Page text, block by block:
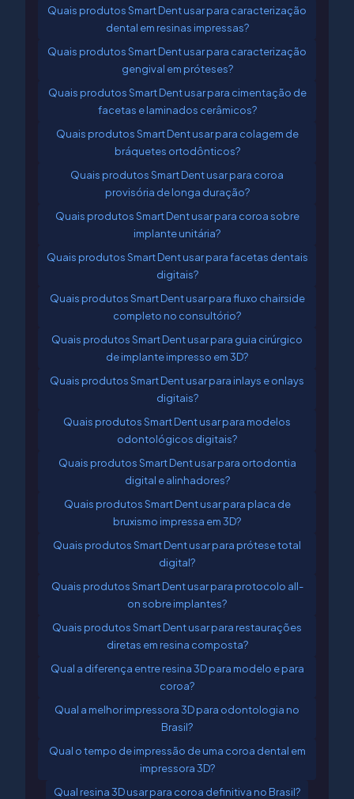
Quais produtos Smart Dent usar para caracterização
dental em resinas impressas?
Quais produtos Smart Dent usar para caracterização
gengival em próteses?
Quais produtos Smart Dent usar para cimentação de
facetas e laminados cerâmicos?
Quais produtos Smart Dent usar para colagem de
bráquetes ortodônticos?
Quais produtos Smart Dent usar para coroa
provisória de longa duração?
Quais produtos Smart Dent usar para coroa sobre
implante unitária?
Quais produtos Smart Dent usar para facetas dentais
digitais?
Quais produtos Smart Dent usar para fluxo chairside
completo no consultório?
Quais produtos Smart Dent usar para guia cirúrgico
de implante impresso em 3D?
Quais produtos Smart Dent usar para inlays e onlays
digitais?
Quais produtos Smart Dent usar para modelos
odontológicos digitais?
Quais produtos Smart Dent usar para ortodontia
digital e alinhadores?
Quais produtos Smart Dent usar para placa de
bruxismo impressa em 3D?
Quais produtos Smart Dent usar para prótese total
digital?
Quais produtos Smart Dent usar para protocolo all-
on sobre implantes?
Quais produtos Smart Dent usar para restaurações
diretas em resina composta?
Qual a diferença entre resina 3D para modelo e para
coroa?
Qual a melhor impressora 3D para odontologia no
Brasil?
Qual o tempo de impressão de uma coroa dental em
impressora 3D?
Qual resina 3D usar para coroa definitiva no Brasil?